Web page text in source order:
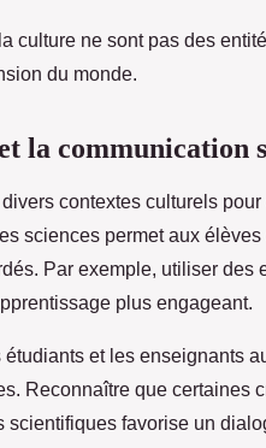
culture ne sont pas des
du monde.
la communication
contextes culturels
sciences permet aux
Par exemple, utiliser des
plus engageant.
étudiants et les enseignants
Reconnaître que certaines
favorise un